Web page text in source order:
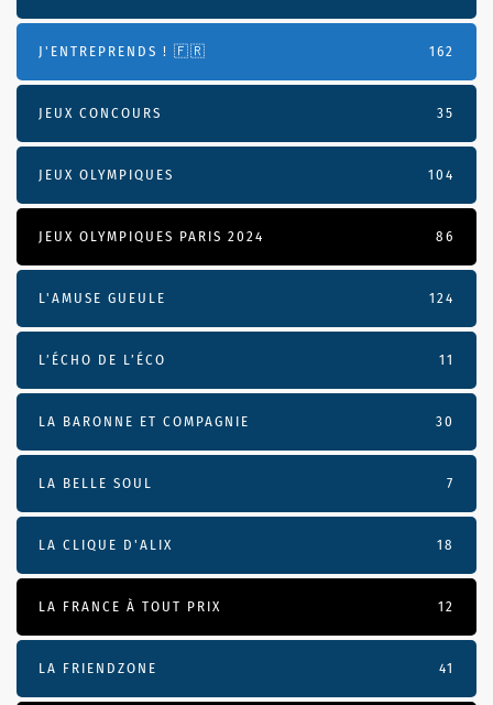
J'ENTREPRENDS ! 🇫🇷 162
JEUX CONCOURS 35
JEUX OLYMPIQUES 104
JEUX OLYMPIQUES PARIS 2024 86
L'AMUSE GUEULE 124
L’ÉCHO DE L’ÉCO 11
LA BARONNE ET COMPAGNIE 30
LA BELLE SOUL 7
LA CLIQUE D'ALIX 18
LA FRANCE À TOUT PRIX 12
LA FRIENDZONE 41